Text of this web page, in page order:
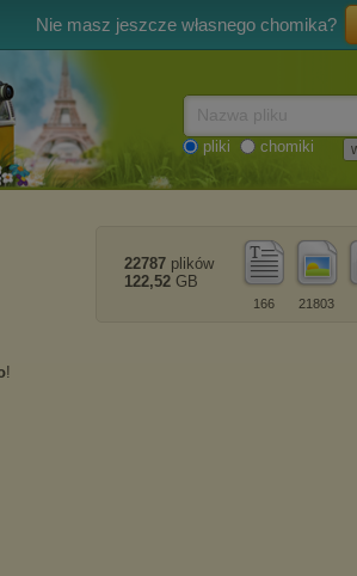
Nie masz jeszcze własnego chomika?
pliki chomiki
21803
166
22787 plików
122,52 GB